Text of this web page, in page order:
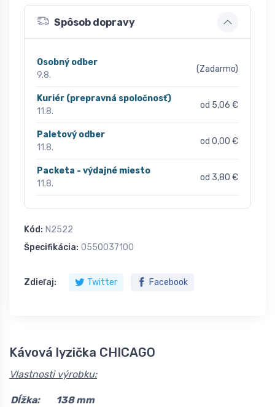
Spôsob dopravy
Osobný odber
9.8.
(Zadarmo)
Kuriér (prepravná spoločnosť)
11.8.
od 5,06 €
Paletový odber
11.8.
od 0,00 €
Packeta - výdajné miesto
11.8.
od 3,80 €
Kód: N2522
Špecifikácia: 0550037100
Zdieľaj: Twitter Facebook
Kávová lyzička CHICAGO
Vlastnosti výrobku:
Dĺžka:
138 mm